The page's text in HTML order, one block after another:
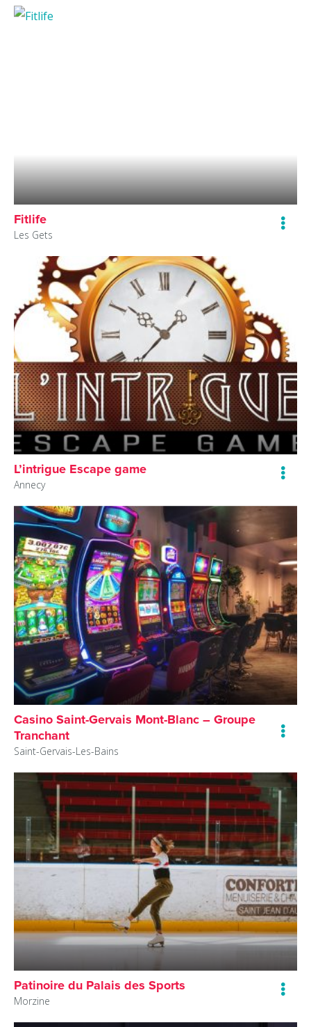
Fitlife
Les Gets
L’intrigue Escape game
Annecy
Casino Saint-Gervais Mont-Blanc – Groupe
Tranchant
Saint-Gervais-Les-Bains
Patinoire du Palais des Sports
Morzine